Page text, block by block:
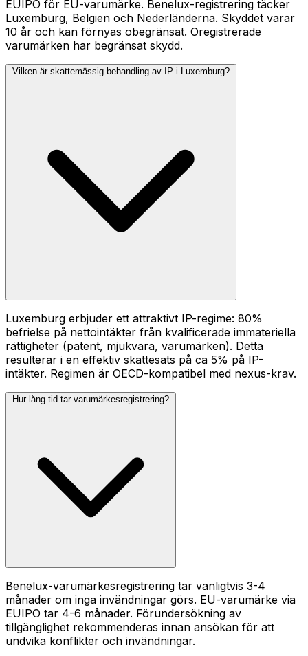
EUIPO för EU-varumärke. Benelux-registrering täcker
Luxemburg, Belgien och Nederländerna. Skyddet varar
10 år och kan förnyas obegränsat. Oregistrerade
varumärken har begränsat skydd.
Vilken är skattemässig behandling av IP i Luxemburg?
Luxemburg erbjuder ett attraktivt IP-regime: 80%
befrielse på nettointäkter från kvalificerade immateriella
rättigheter (patent, mjukvara, varumärken). Detta
resulterar i en effektiv skattesats på ca 5% på IP-
intäkter. Regimen är OECD-kompatibel med nexus-krav.
Hur lång tid tar varumärkesregistrering?
Benelux-varumärkesregistrering tar vanligtvis 3-4
månader om inga invändningar görs. EU-varumärke via
EUIPO tar 4-6 månader. Förundersökning av
tillgänglighet rekommenderas innan ansökan för att
undvika konflikter och invändningar.